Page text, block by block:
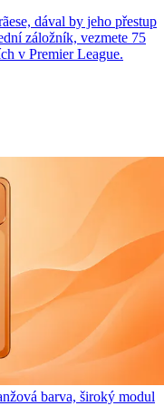
dával by jeho přestup
záložník, vezmete 75
v Premier League.
barva, široký modul